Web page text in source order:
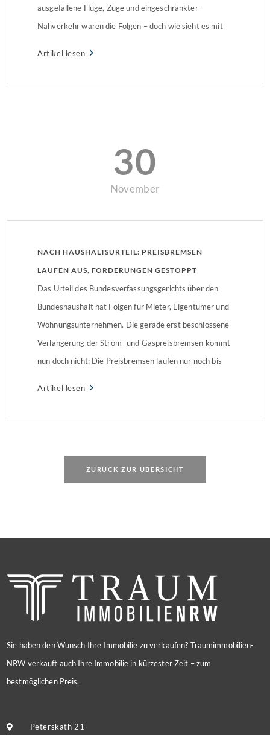
ausgefallene Flüge, Züge und eingeschränkter
Nahverkehr waren die Folgen – doch wie sieht es mit
Artikel lesen
30
November
NACH HAUSHALTSURTEIL: PREISBREMSEN
LAUFEN AUS, FÖRDERUNGEN GESTOPPT
Das Urteil des Bundesverfassungsgerichts über den
Bundeshaushalt hat Folgen für Mieter, Eigentümer und
Wohnungsunternehmen. Die gerade erst beschlossene
Verlängerung der Strom- und Gaspreisbremsen kommt
nun doch nicht: Die Preisbremsen laufen nur noch bis
Artikel lesen
ZURÜCK ZUR ÜBERSICHT
Sie haben den Wunsch Ihre Immobilie zu verkaufen? Traumimmobilien-
NRW verkauft auch Ihre Immobilie in kürzester Zeit – zum
bestmöglichen Preis.
Peterskath 21